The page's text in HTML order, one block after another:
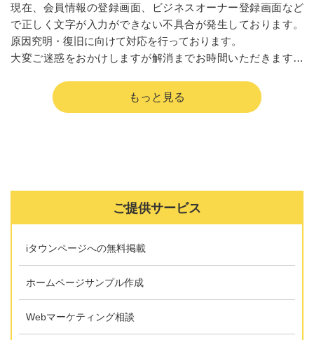
現在、会員情報の登録画面、ビジネスオーナー登録画面など
で正しく文字が入力ができない不具合が発生しております。
原因究明・復旧に向けて対応を行っております。
大変ご迷惑をおかけしますが解消までお時間いただきますこ
報告いたします。
ご提供サービス
iタウンページへの無料掲載
ホームページサンプル作成
Webマーケティング相談